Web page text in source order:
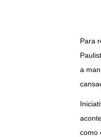
Para
a
como